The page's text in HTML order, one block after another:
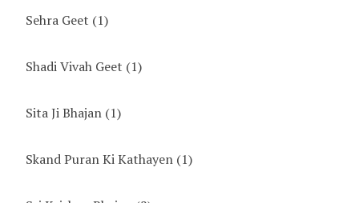
Sehra Geet (1)
Shadi Vivah Geet (1)
Sita Ji Bhajan (1)
Skand Puran Ki Kathayen (1)